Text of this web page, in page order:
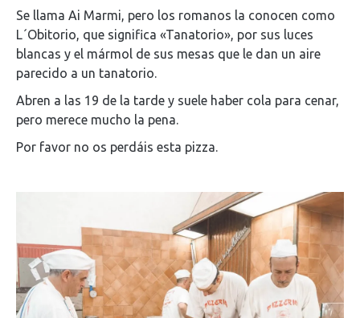
Se llama Ai Marmi, pero los romanos la conocen como
L´Obitorio, que significa «Tanatorio», por sus luces
blancas y el mármol de sus mesas que le dan un aire
parecido a un tanatorio.
Abren a las 19 de la tarde y suele haber cola para cenar,
pero merece mucho la pena.
Por favor no os perdáis esta pizza.